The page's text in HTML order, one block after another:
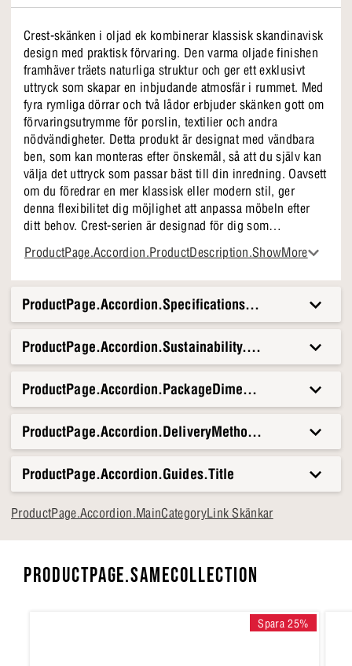
Crest-skänken i oljad ek kombinerar klassisk skandinavisk
design med praktisk förvaring. Den varma oljade finishen
framhäver träets naturliga struktur och ger ett exklusivt
uttryck som skapar en inbjudande atmosfär i rummet. Med
fyra rymliga dörrar och två lådor erbjuder skänken gott om
förvaringsutrymme för porslin, textilier och andra
nödvändigheter. Detta produkt är designat med vändbara
ben, som kan monteras efter önskemål, så att du själv kan
välja det uttryck som passar bäst till din inredning. Oavsett
om du föredrar en mer klassisk eller modern stil, ger
denna flexibilitet dig möjlighet att anpassa möbeln efter
ditt behov. Crest-serien är designad för dig som
värdesätter kvalitet och funktionalitet. Den oljade
träfinishen tillför värme och djup till rummet, medan
skänkens mångsidiga uttryck gör den lämplig för både
matsalen, vardagsrummet eller hallen.
ProductPage.Accordion.ProductDescription.ShowMore
ProductPage.Accordion.Specifications.Title
ProductPage.Accordion.Sustainability.Title
ProductPage.Accordion.DeliveryMethods.Title
ProductPage.Accordion.Guides.Title
ProductPage.Accordion.MainCategoryLink Skänkar
PRODUCTPAGE.SAMECOLLECTION
Spara 25%